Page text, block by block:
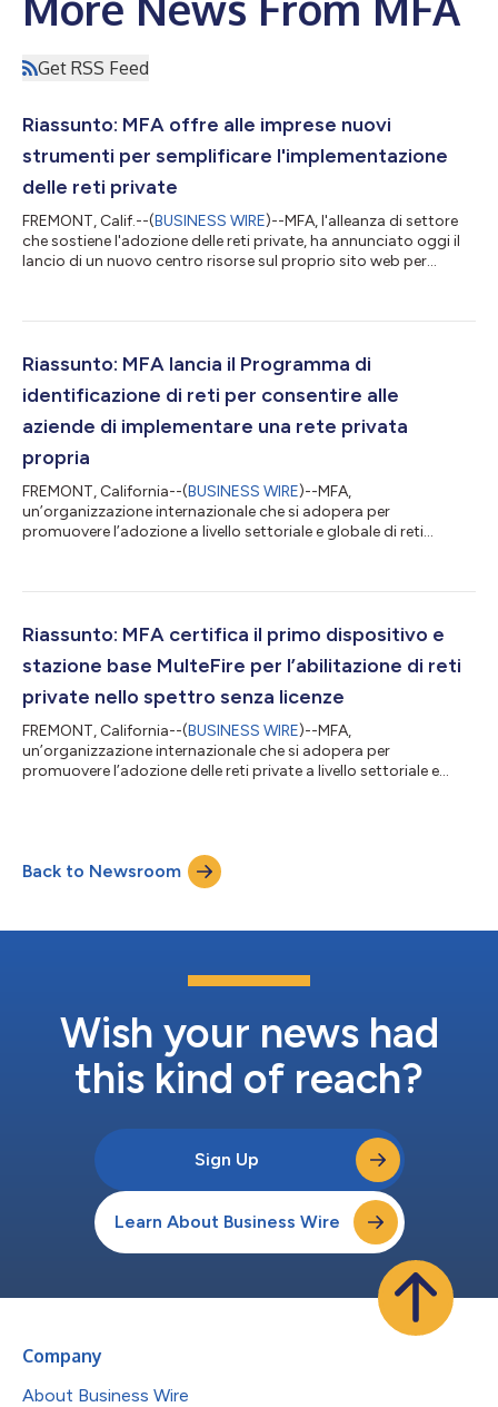
Get RSS Feed
Riassunto: MFA offre alle imprese nuovi
strumenti per semplificare l'implementazione
delle reti private
FREMONT, Calif.--(BUSINESS WIRE)--MFA, l'alleanza di settore
che sostiene l'adozione delle reti private, ha annunciato oggi il
lancio di un nuovo centro risorse sul proprio sito web per
3GPP e per mettere in evidenza le reti private a livello globale. Il
partenza, è la versione ufficiale che fa fede. Le traduzioni sono...
Riassunto: MFA lancia il Programma di
identificazione di reti per consentire alle
aziende di implementare una rete privata
propria
FREMONT, California--(BUSINESS WIRE)--MFA,
un’organizzazione internazionale che si adopera per
promuovere l’adozione a livello settoriale e globale di reti
aziende. Le imprese potranno ora accedere all’esclusiva
per all’implementazione di una rete privata propria per garantire
che solo i dispositivi autorizzati possano...
Riassunto: MFA certifica il primo dispositivo e
stazione base MulteFire per l’abilitazione di reti
private nello spettro senza licenze
FREMONT, California--(BUSINESS WIRE)--MFA,
un’organizzazione internazionale che si adopera per
promuovere l’adozione delle reti private a livello settoriale e
le tecnologie Uni5G. Il testo originale del presente annuncio,
redatto nella lingua di partenza, è la versione ufficiale che fa
Back to Newsroom
Wish your news had
this kind of reach?
Sign Up
Learn About Business Wire
Company
About Business Wire